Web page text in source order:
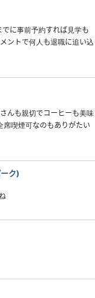
に事前予約すれば見学も
ントで何人も退職に追い込
んも親切でコーヒーも美味
席喫煙可なのもありがたい
ク)